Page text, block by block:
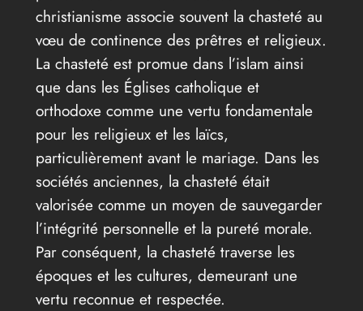
christianisme associe souvent la chasteté au
vœu de continence des prêtres et religieux.
La chasteté est promue dans l’islam ainsi
que dans les Églises catholique et
orthodoxe comme une vertu fondamentale
pour les religieux et les laïcs,
particulièrement avant le mariage. Dans les
sociétés anciennes, la chasteté était
valorisée comme un moyen de sauvegarder
l’intégrité personnelle et la pureté morale.
Par conséquent, la chasteté traverse les
époques et les cultures, demeurant une
vertu reconnue et respectée.